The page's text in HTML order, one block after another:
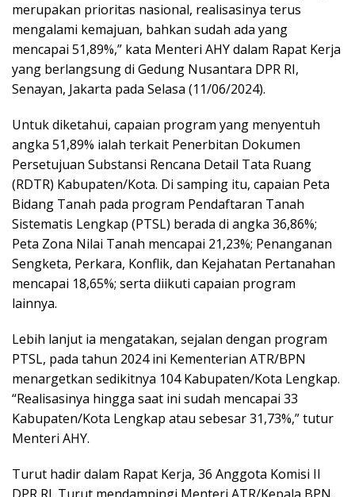
merupakan prioritas nasional, realisasinya terus
mengalami kemajuan, bahkan sudah ada yang
mencapai 51,89%,” kata Menteri AHY dalam Rapat Kerja
yang berlangsung di Gedung Nusantara DPR RI,
Senayan, Jakarta pada Selasa (11/06/2024).
Untuk diketahui, capaian program yang menyentuh
angka 51,89% ialah terkait Penerbitan Dokumen
Persetujuan Substansi Rencana Detail Tata Ruang
(RDTR) Kabupaten/Kota. Di samping itu, capaian Peta
Bidang Tanah pada program Pendaftaran Tanah
Sistematis Lengkap (PTSL) berada di angka 36,86%;
Peta Zona Nilai Tanah mencapai 21,23%; Penanganan
Sengketa, Perkara, Konflik, dan Kejahatan Pertanahan
mencapai 18,65%; serta diikuti capaian program
lainnya.
Lebih lanjut ia mengatakan, sejalan dengan program
PTSL, pada tahun 2024 ini Kementerian ATR/BPN
menargetkan sedikitnya 104 Kabupaten/Kota Lengkap.
“Realisasinya hingga saat ini sudah mencapai 33
Kabupaten/Kota Lengkap atau sebesar 31,73%,” tutur
Menteri AHY.
Turut hadir dalam Rapat Kerja, 36 Anggota Komisi II